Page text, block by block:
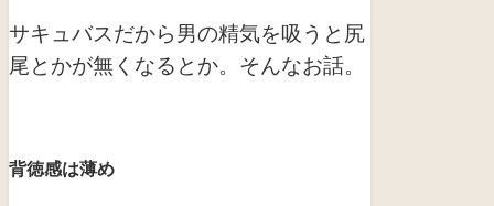
サキュバスだから男の精気を吸うと尻
尾とかが無くなるとか。 そんなお話。
背徳感は薄め